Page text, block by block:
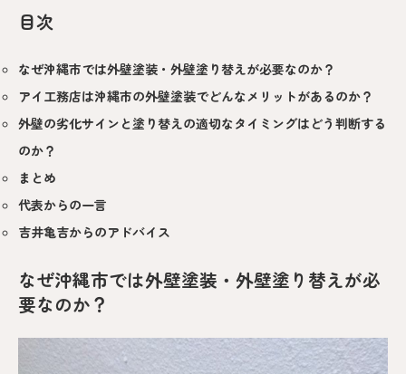
目次
なぜ沖縄市では外壁塗装・外壁塗り替えが必要なのか？
アイ工務店は沖縄市の外壁塗装でどんなメリットがあるのか？
外壁の劣化サインと塗り替えの適切なタイミングはどう判断する
のか？
まとめ
代表からの一言
吉井亀吉からのアドバイス
なぜ沖縄市では外壁塗装・外壁塗り替えが必
要なのか？